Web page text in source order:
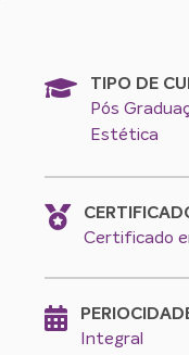
TIPO DE
Pós
Estética
Certificado
Integral